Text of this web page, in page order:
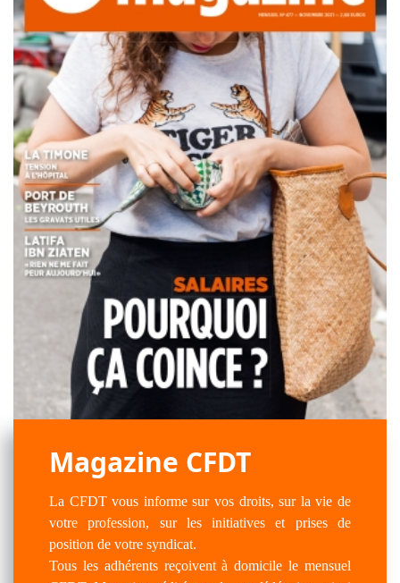
Magazine CFDT
La CFDT vous informe sur vos droits, sur la vie de
votre profession, sur les initiatives et prises de
position de votre syndicat.
Tous les adhérents reçoivent à domicile le mensuel